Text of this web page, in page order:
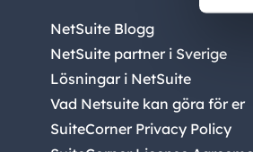
NetSuite Blogg
NetSuite partner i Sverige
Lösningar i NetSuite
Vad Netsuite kan göra för er
SuiteCorner Privacy Policy